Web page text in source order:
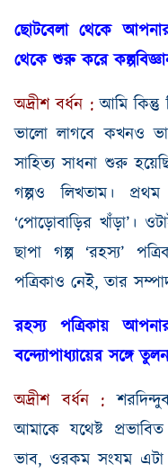
ছোটবেলা থেকে
থেকে শুরু করে
অদ্রীশ বর্ধন : আমি কিন্তু
ভালো লাগবে কখনও
সাহিত্য সাধনা শুরু
গল্পও
লিখতাম। প্রথম
‘পোড়োবাড়ির খাঁড়া’।
ছাপা গল্প ‘রহস্য’
পত্রিকাও নেই, তার
রহস্য
পত্রিকায়
বন্দ্যোপাধ্যায়ের সঙ্গে
অদ্রীশ বর্ধন :
আমাকে যথেষ্ট প্রভাবিত
ভাব,ওরকম সংযম এটা